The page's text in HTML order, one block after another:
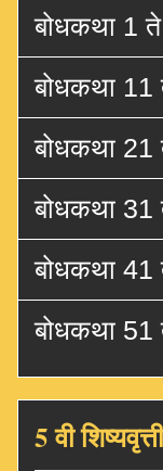
बोधकथा 1
बोधकथा 11
बोधकथा 21
बोधकथा 31
बोधकथा 41
बोधकथा 51
5 वी शिष्यवृत्ती